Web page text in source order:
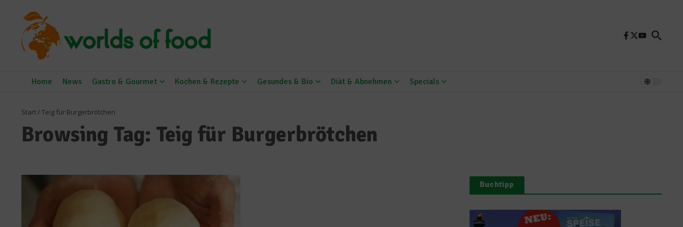
Home News Gastro & Gourmet Kochen & Rezepte Gesundes & Bio Diät & Abnehmen Specials
Start/ Teig für Burgerbrötchen
Browsing Tag: Teig für Burgerbrötchen
Buchtipp